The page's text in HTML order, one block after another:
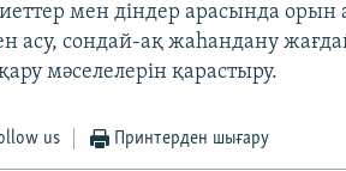
мен діндер арасында орын
асу, сондай-ақ жаһандану
мәселелерін қарастыру.
us Принтерден шығару